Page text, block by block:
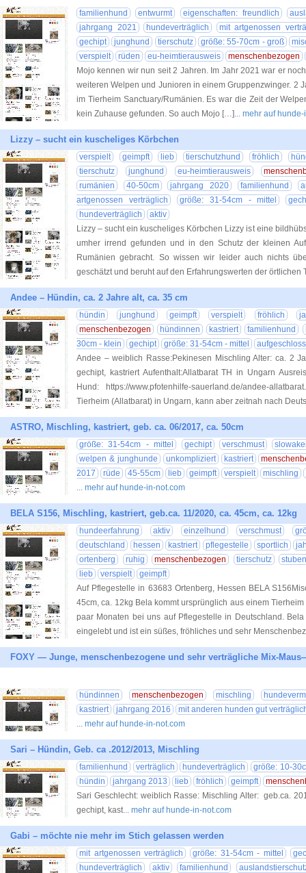
familienhund entwurmt eigenschaften: freundlich
jahrgang 2021
hundeverträglich
mit artgenossen
gechipt
junghund tierschutz größe: 55-70cm - groß
verspielt
rüden eu-heimtierausweis
menschenbezogen
Mojo kennen wir nun seit 2 Jahren. Im Jahr 2021 war er
weiteren Welpen und Junioren in einem Gruppenzwinger. 2
im Tierheim Sanctuary/Rumänien. Es war die Zeit der
kein Zuhause gefunden. So auch Mojo […]... mehr auf
Lizzy – sucht ein kuscheliges Körbchen
verspielt geimpft lieb tierschutzhund fröhlich
tierschutz
junghund eu-heimtierausweis
rumänien
40-50cm jahrgang 2020 familienhund
artgenossen verträglich
größe: 31-54cm - mittel
hundeverträglich
aktiv
Lizzy – sucht ein kuscheliges Körbchen Lizzy ist eine
umher irrend gefunden und in den Schutz der kleinen
Rumänien gebracht. So wissen wir leider auch nichts
geschätzt und beruht auf den Erfahrungswerten der örtlichen
Andee – Hündin, ca. 2 Jahre alt, ca. 35 cm
hündin junghund geimpft verspielt fröhlich
menschenbezogen
hündinnen kastriert familienhund
30cm - klein
gechipt größe: 31-54cm - mittel
Andee – weiblich Rasse:Pekinesen Mischling Alter: ca. 2
gechipt, kastriert Aufenthalt:Allatbarat TH in Ungarn
Hund: https://www.pfotenhilfe-sauerland.de/andee-
Tierheim (Allatbarat) in Ungarn, kann aber zeitnah nach
ASTRO, Mischling, kastriert, geb. ca. 06/2017, ca. 50cm
größe: 31-54cm - mittel gechipt verschmust
welpen & junghunde
unkompliziert kastriert
2017
rüde 45-55cm lieb geimpft verspielt
mischling
... mehr auf hunde-in-not.com
BELA S156, Mischling, kastriert, geb.ca. 11/2020, ca. 45cm, ca. 12kg
hundeerfahrung aktiv einzelhund verschmust
deutschland
hessen kastriert pflegestelle sportlich
ortenberg
ruhig menschenbezogen tierschutz
lieb
verspielt
geimpft
Auf Pflegestelle in 63683 Ortenberg, Hessen BELA
45cm, ca. 12kg Bela kommt ursprünglich aus einem
paar Monaten bei uns auf Pflegestelle in Deutschland.
eingelebt und ist ein süßes, fröhliches und sehr Menschenbez
FOXY — Junge, menschenbezogene und sehr verträgliche Mix-
hündinnen menschenbezogen mischling
kastriert
jahrgang 2016
mit anderen hunden gut
... mehr auf hunde-in-not.com
Sari – Hündin, Geb. ca .2012/2013, Mischling
familienhund verträglich hundeverträglich
größe: 10-
hündin
jahrgang 2013 lieb fröhlich geimpft
Sari Geschlecht: weiblich Rasse: Mischling Alter: geb.ca.
gechipt, kast... mehr auf hunde-in-not.com
Gabi – möchte nie mehr im Stich gelassen werden
mit artgenossen verträglich größe: 31-54cm - mittel
hundeverträglich
aktiv familienhund